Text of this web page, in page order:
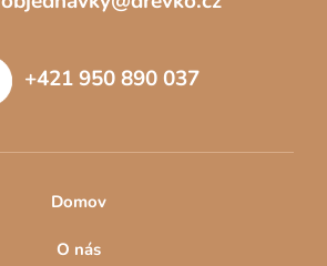
+421 950 890 037
Domov
O nás